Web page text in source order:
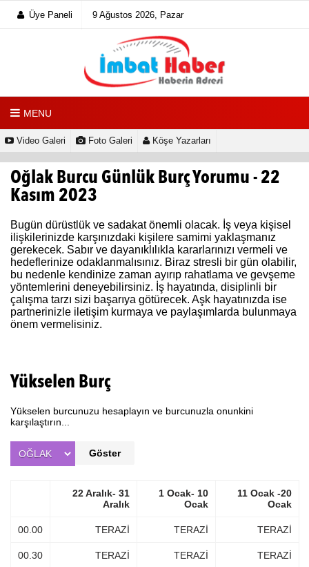
Üye Paneli 9 Ağustos 2026, Pazar
MENU
Video Galeri Foto Galeri Köşe Yazarları
Oğlak Burcu Günlük Burç Yorumu - 22
Kasım 2023
Bugün dürüstlük ve sadakat önemli olacak. İş veya kişisel
ilişkilerinizde karşınızdaki kişilere samimi yaklaşmanız
gerekecek. Sabır ve dayanıklılıkla kararlarınızı vermeli ve
hedeflerinize odaklanmalısınız. Biraz stresli bir gün olabilir,
bu nedenle kendinize zaman ayırıp rahatlama ve gevşeme
yöntemlerini deneyebilirsiniz. İş hayatında, disiplinli bir
çalışma tarzı sizi başarıya götürecek. Aşk hayatınızda ise
partnerinizle iletişim kurmaya ve paylaşımlarda bulunmaya
önem vermelisiniz.
Yükselen Burç
Yükselen burcunuzu hesaplayın ve burcunuzla onunkini
karşılaştırın...
Göster
22 Aralık- 31
Aralık
1 Ocak- 10
Ocak
11 Ocak -20
Ocak
00.00 TERAZİ TERAZİ TERAZİ
00.30 TERAZİ TERAZİ TERAZİ